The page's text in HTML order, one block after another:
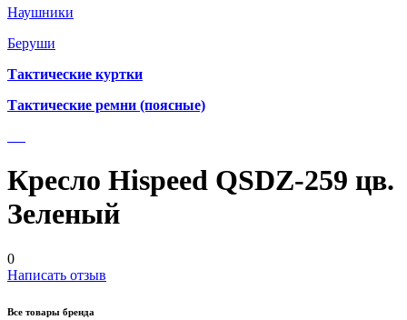
Наушники
Беруши
Тактические куртки
Тактические ремни (поясные)
Кресло Hispeed QSDZ-259 цв.
Зеленый
0
Написать отзыв
Все товары бренда